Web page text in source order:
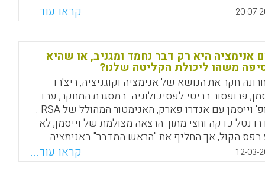
במחקר היו מורי מדע וטכנולוגיה מתשעה בתי
ספר יסודיים בעיר איזמיר בתורכיה, בשנה האקדמית 2011-
12 (Balim, Ali Gunay. Turkoguz, Suat. Ormanci,
Ummuhan. Kacar, Sevinc. Evrekli, Ertug.
WhatsApp
Facebook
Email
X
20-07- קראו עוד...
אנימציה היא רק דבר נחמד ומגניב, או שהיא
משהו ליכולת הקליטה שלנו?
חקר את הנושא של אנימציה וקוגניציה, ריצ'רד
פרופסור בריטי לפסיכולוגיה. במסגרת המחקר, עבד
פרופ' וייסמן עם אנדרו פארק, האנימטור המהולל של RSA .
נטל כדקה וחצי מתוך הרצאה מצולמת של וייסמן, לא
בפס הקול, אך החליף את "הראש המדבר" באנימציה
"היד המציירת" – יד המציירת במהירות על המסך
חזותיים המאיירים את ההרצאה ( עידו אמין) .
12-03- קראו עוד...